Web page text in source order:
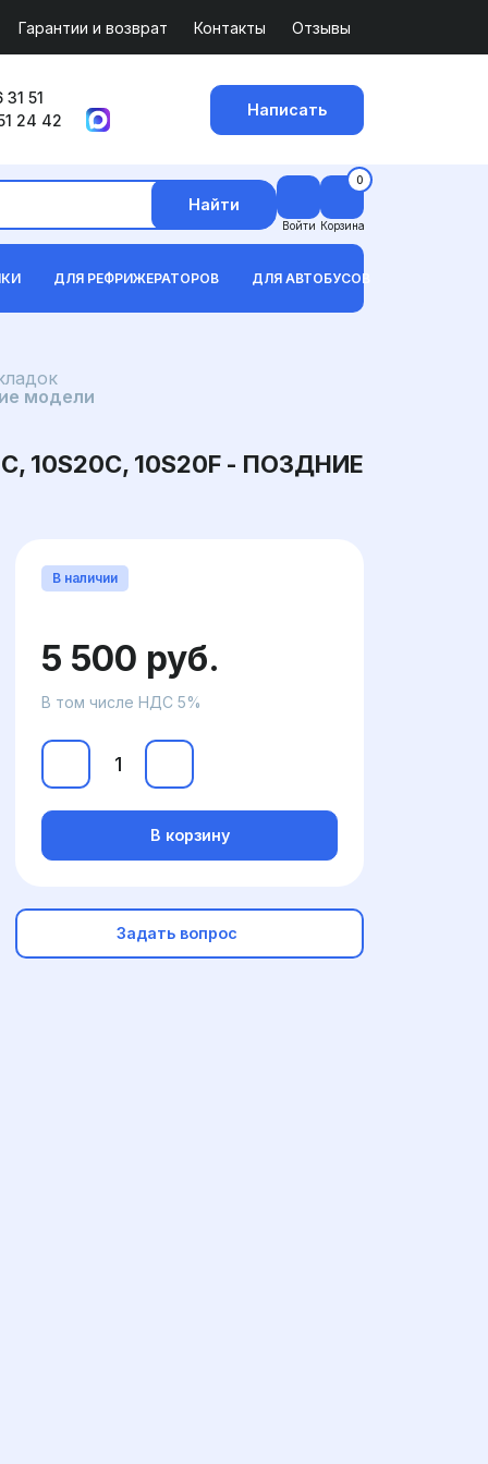
Гарантии и возврат Контакты Отзывы
51
24 42
Написать
Найти
Войти
0
Корзина
ДЛЯ РЕФРИЖЕРАТОРОВ ДЛЯ АВТОБУСОВ
модели
10S20C, 10S20F - ПОЗДНИЕ
В наличии
5 500 руб.
В том числе НДС 5%
В корзину
Задать вопрос